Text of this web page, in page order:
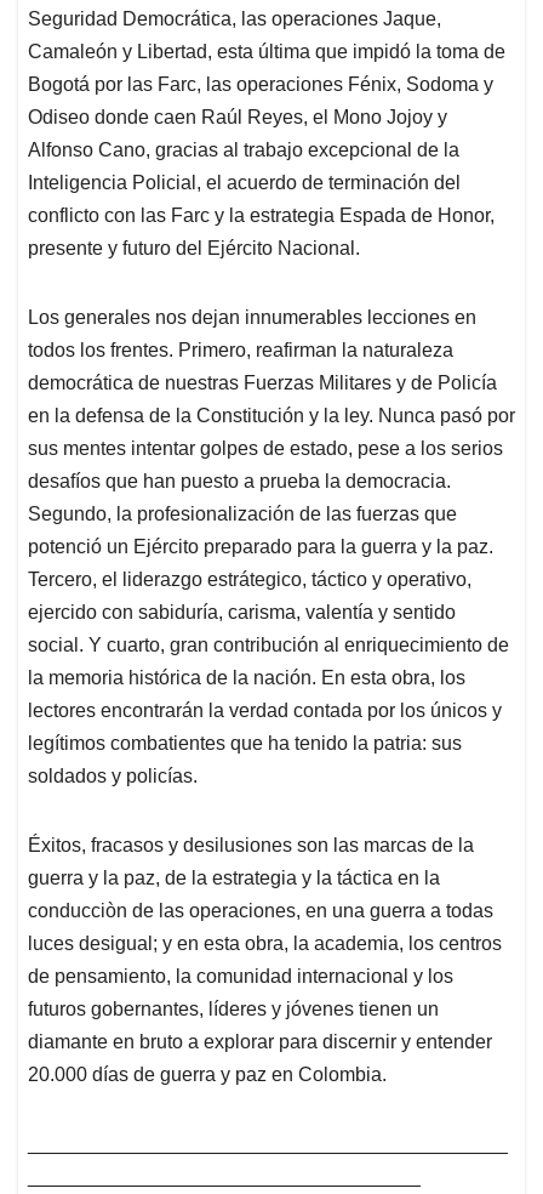
Seguridad Democrática, las operaciones Jaque,
Camaleón y Libertad, esta última que impidó la toma de
Bogotá por las Farc, las operaciones Fénix, Sodoma y
Odiseo donde caen Raúl Reyes, el Mono Jojoy y
Alfonso Cano, gracias al trabajo excepcional de la
Inteligencia Policial, el acuerdo de terminación del
conflicto con las Farc y la estrategia Espada de Honor,
presente y futuro del Ejército Nacional.
Los generales nos dejan innumerables lecciones en
todos los frentes. Primero, reafirman la naturaleza
democrática de nuestras Fuerzas Militares y de Policía
en la defensa de la Constitución y la ley. Nunca pasó por
sus mentes intentar golpes de estado, pese a los serios
desafíos que han puesto a prueba la democracia.
Segundo, la profesionalización de las fuerzas que
potenció un Ejército preparado para la guerra y la paz.
Tercero, el liderazgo estrátegico, táctico y operativo,
ejercido con sabiduría, carisma, valentía y sentido
social. Y cuarto, gran contribución al enriquecimiento de
la memoria histórica de la nación. En esta obra, los
lectores encontrarán la verdad contada por los únicos y
legítimos combatientes que ha tenido la patria: sus
soldados y policías.
Éxitos, fracasos y desilusiones son las marcas de la
guerra y la paz, de la estrategia y la táctica en la
conducciòn de las operaciones, en una guerra a todas
luces desigual; y en esta obra, la academia, los centros
de pensamiento, la comunidad internacional y los
futuros gobernantes, líderes y jóvenes tienen un
diamante en bruto a explorar para discernir y entender
20.000 días de guerra y paz en Colombia.